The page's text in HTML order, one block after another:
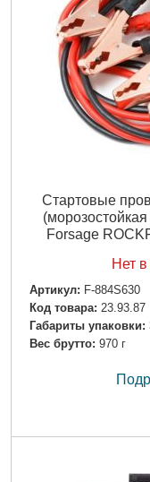
Стартовые
Forsage
Нет
Артикул: F-884S630
Код товара: 23.93.87
Габариты упаковки:
Вес брутто: 970 г